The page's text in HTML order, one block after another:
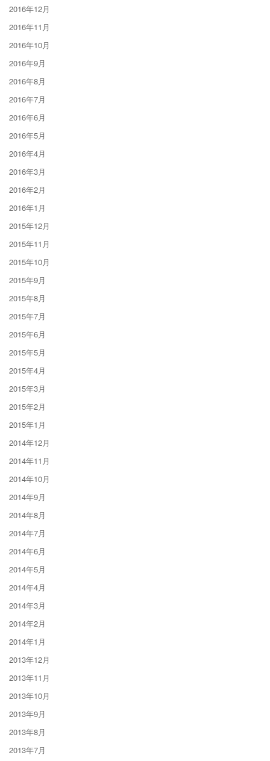
2016年12月
2016年11月
2016年10月
2016年9月
2016年8月
2016年7月
2016年6月
2016年5月
2016年4月
2016年3月
2016年2月
2016年1月
2015年12月
2015年11月
2015年10月
2015年9月
2015年8月
2015年7月
2015年6月
2015年5月
2015年4月
2015年3月
2015年2月
2015年1月
2014年12月
2014年11月
2014年10月
2014年9月
2014年8月
2014年7月
2014年6月
2014年5月
2014年4月
2014年3月
2014年2月
2014年1月
2013年12月
2013年11月
2013年10月
2013年9月
2013年8月
2013年7月